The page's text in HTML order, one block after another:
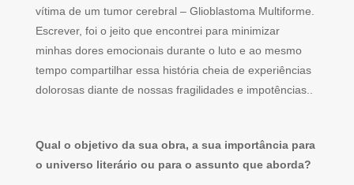
vítima de um tumor cerebral – Glioblastoma Multiforme.
Escrever, foi o jeito que encontrei para minimizar
minhas dores emocionais durante o luto e ao mesmo
tempo compartilhar essa história cheia de experiências
dolorosas diante de nossas fragilidades e impotências..
Qual o objetivo da sua obra, a sua importância para
o universo literário ou para o assunto que aborda?